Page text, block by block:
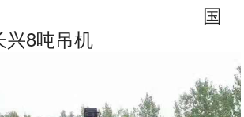
国
兴8吨吊机